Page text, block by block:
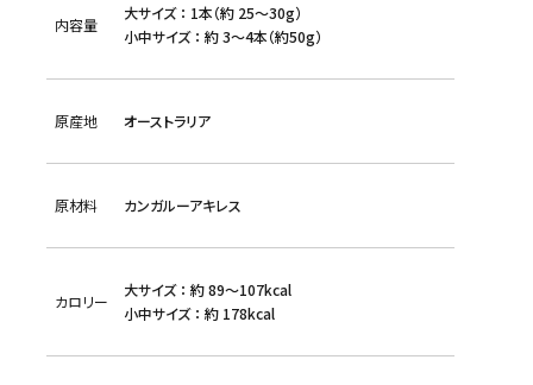
内容量
大サイズ ： 1本（約 25～30g）
小中サイズ ： 約 3～4本（約50g）
原産地 オーストラリア
原材料 カンガルーアキレス
カロリー
大サイズ ： 約 89～107kcal
小中サイズ ： 約 178kcal